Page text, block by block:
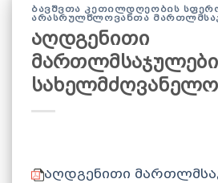
ᲑᲐᲕᲨᲕᲗᲐ ᲙᲔᲗᲘᲚᲓᲦᲔᲝᲑᲘᲡ
ᲐᲠᲐᲡᲠᲣᲚᲬᲚᲝᲕᲐᲜᲗᲐ
აღდგენითი
სახელმძღვანელო
აღდგენითი